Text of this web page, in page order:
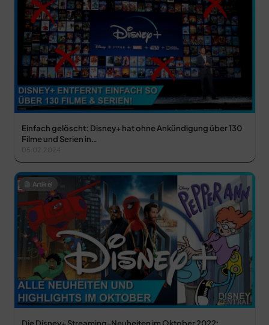
Einfach gelöscht: Disney+ hat ohne Ankündigung über 130
Filme und Serien in…
05.02.2024
Artikel